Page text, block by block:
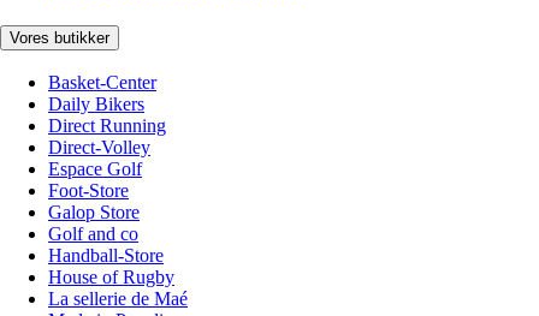
Vores butikker
Basket-Center
Daily Bikers
Direct Running
Direct-Volley
Espace Golf
Foot-Store
Galop Store
Golf and co
Handball-Store
House of Rugby
La sellerie de Maé